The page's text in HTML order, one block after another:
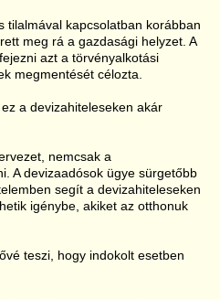
tilalmával kapcsolatban korábban
meg rá a gazdasági helyzet. A
azt a törvényalkotási
megmentését célozta.
a devizahiteleseken akár
nemcsak a
A devizaadósok ügye sürgetőbb
segít a devizahiteleseken
igénybe, akiket az otthonuk
teszi, hogy indokolt esetben